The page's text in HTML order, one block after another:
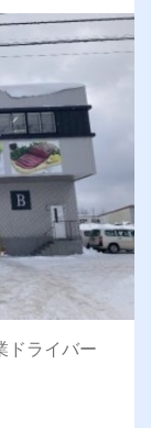
ドライバー